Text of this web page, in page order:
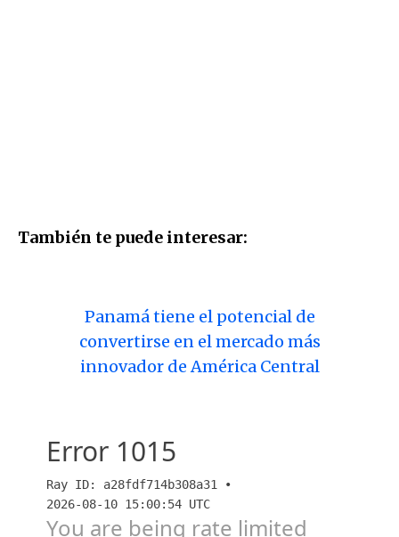
También te puede interesar:
Panamá tiene el potencial de
convertirse en el mercado más
innovador de América Central